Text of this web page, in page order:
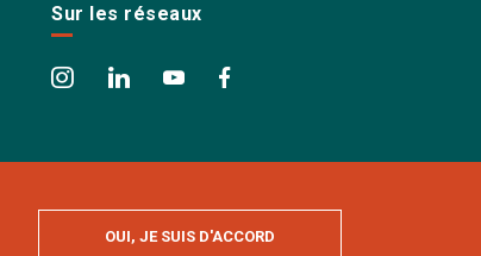
Sur les réseaux
OUI, JE SUIS D'ACCORD